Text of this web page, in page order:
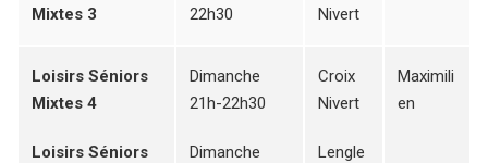
Mixtes 3
22h30
Nivert
Loisirs Séniors
Mixtes 4
Loisirs Séniors
Dimanche
21h-22h30
Dimanche
Croix
Nivert
Lengle
Maximili
en